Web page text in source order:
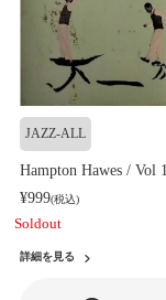
JAZZ-ALL
Hampton Hawes / Vol
¥999(税込)
Soldout
詳細を見る